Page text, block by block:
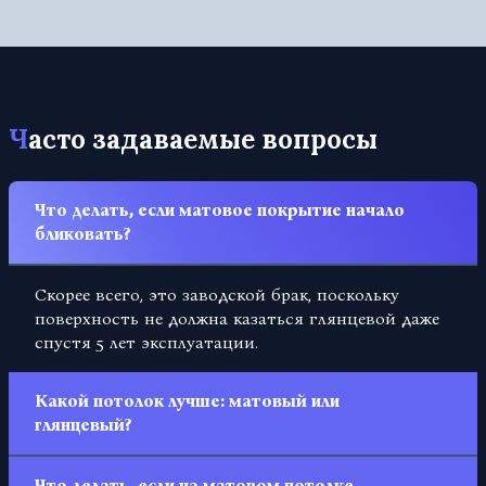
Часто задаваемые вопросы
Что делать, если матовое покрытие начало
бликовать?
Скорее всего, это заводской брак, поскольку
поверхность не должна казаться глянцевой даже
спустя 5 лет эксплуатации.
Какой потолок лучше: матовый или
глянцевый?